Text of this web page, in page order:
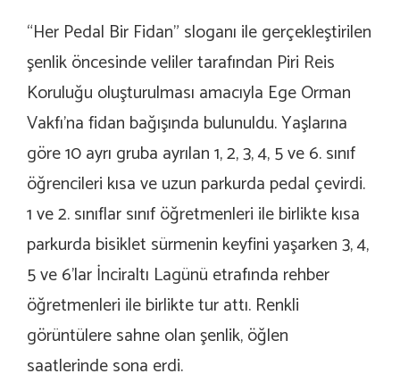
“Her Pedal Bir Fidan” sloganı ile gerçekleştirilen
şenlik öncesinde veliler tarafından Piri Reis
Koruluğu oluşturulması amacıyla Ege Orman
Vakfı’na fidan bağışında bulunuldu. Yaşlarına
göre 10 ayrı gruba ayrılan 1, 2, 3, 4, 5 ve 6. sınıf
öğrencileri kısa ve uzun parkurda pedal çevirdi.
1 ve 2. sınıflar sınıf öğretmenleri ile birlikte kısa
parkurda bisiklet sürmenin keyfini yaşarken 3, 4,
5 ve 6’lar İnciraltı Lagünü etrafında rehber
öğretmenleri ile birlikte tur attı. Renkli
görüntülere sahne olan şenlik, öğlen
saatlerinde sona erdi.